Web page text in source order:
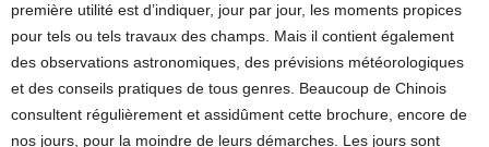
première utilité est d’indiquer, jour par jour, les moments propices
pour tels ou tels travaux des champs. Mais il contient également
des observations astronomiques, des prévisions météorologiques
et des conseils pratiques de tous genres. Beaucoup de Chinois
consultent régulièrement et assidûment cette brochure, encore de
nos jours, pour la moindre de leurs démarches. Les jours sont